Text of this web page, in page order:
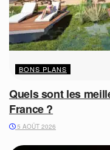
BONS PLANS
Quels sont les
France ?
5 AOÛT 2026